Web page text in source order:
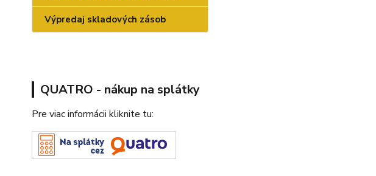
Výpredaj skladových zásob
QUATRO - nákup na splátky
Pre viac informácii kliknite tu: